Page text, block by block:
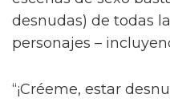
del contacto entre
una apasionada
Calva), a quien